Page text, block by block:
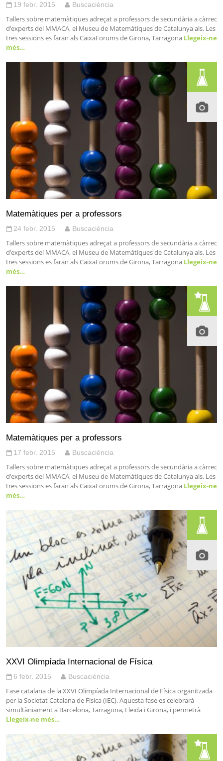
19 febr. 2015 Buscaciència
Tallers sobre matemàtiques adreçat a professors de secundària a càrrec
d’experts del MMACA, el Museu de Matemàtiques de Catalunya als. Les
tres sessions es faran als CaixaForums de Girona, Tarragona Llegeix-ne
més…
Matemàtiques per a professors
24 febr. 2015 Buscaciència
Tallers sobre matemàtiques adreçat a professors de secundària a càrrec
d’experts del MMACA, el Museu de Matemàtiques de Catalunya als. Les
tres sessions es faran als CaixaForums de Girona, Tarragona Llegeix-ne
més…
Matemàtiques per a professors
17 febr. 2015 Buscaciència
Tallers sobre matemàtiques adreçat a professors de secundària a càrrec
d’experts del MMACA, el Museu de Matemàtiques de Catalunya als. Les
tres sessions es faran als CaixaForums de Girona, Tarragona Llegeix-ne
més…
XXVI Olimpíada Internacional de Física
6 febr. 2015 Buscaciència
Fase catalana de la XXVI Olimpíada Internacional de Física organitzada
per la Societat Catalana de Física (IEC). Aquesta fase es celebrarà
simultàniament a Barcelona, Tarragona, Lleida i Girona, i permetrà
Llegeix-ne més…